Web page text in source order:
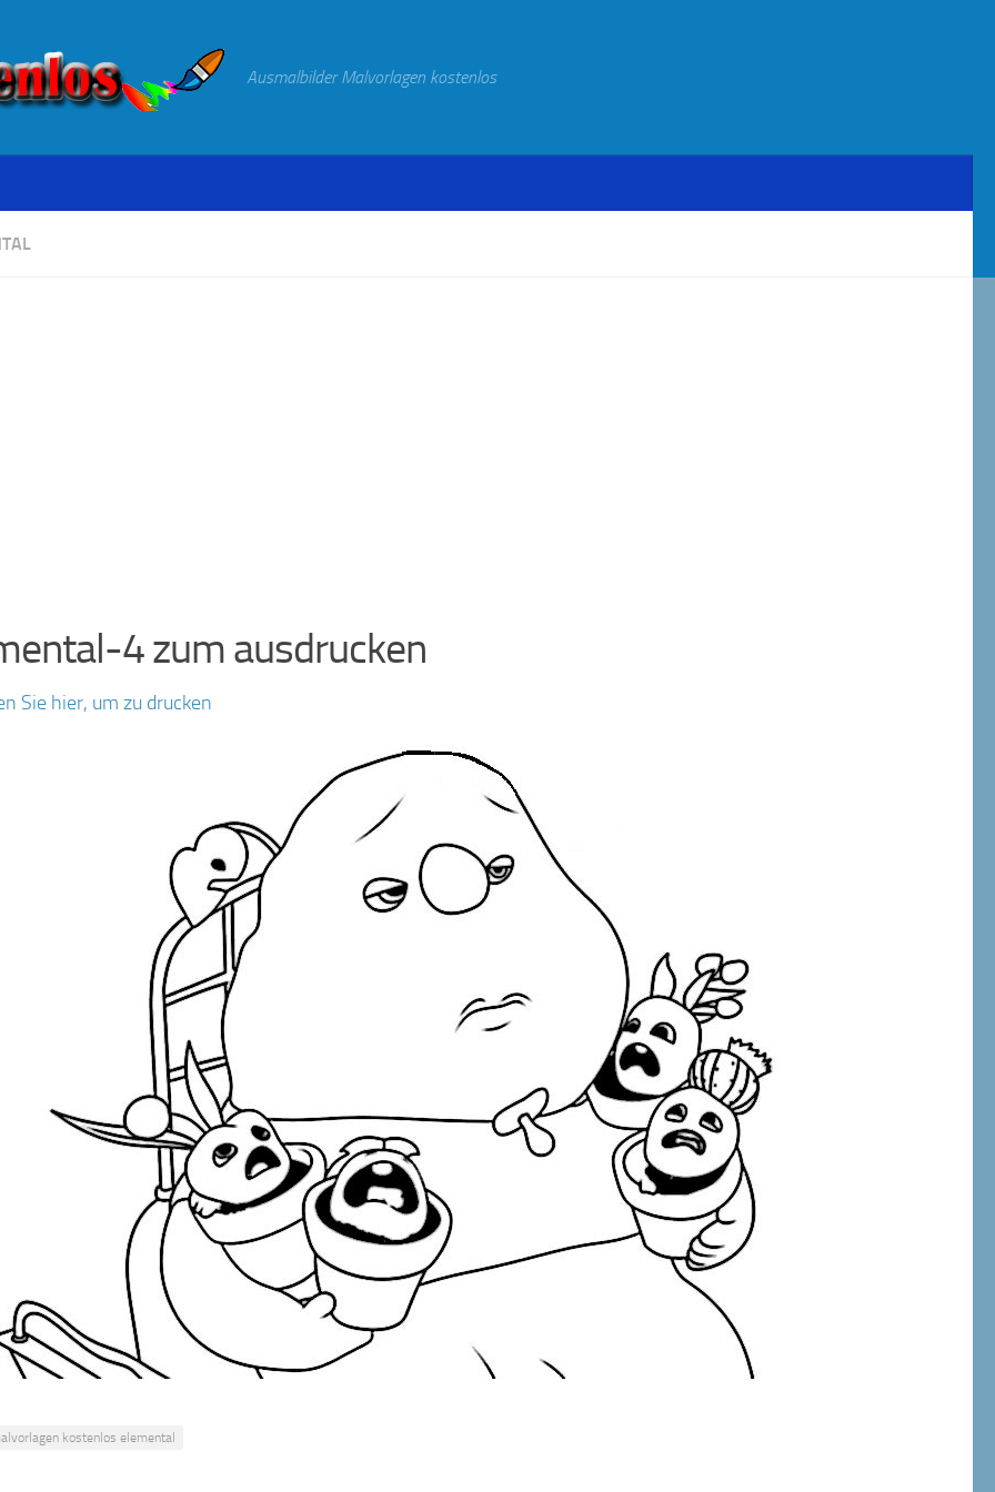
Ausmalbilder Malvorlagen kostenlos
4 zum ausdrucken
Sie hier, um zu drucken
kostenlos elemental